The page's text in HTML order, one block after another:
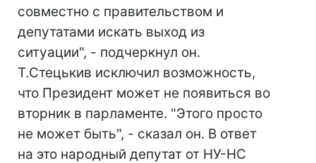
совместно с правительством и
депутатами искать выход из
ситуации", - подчеркнул он.
Т.Стецькив исключил возможность,
что Президент может не появиться во
вторник в парламенте. "Этого просто
не может быть", - сказал он. В ответ
на это народный депутат от НУ-НС